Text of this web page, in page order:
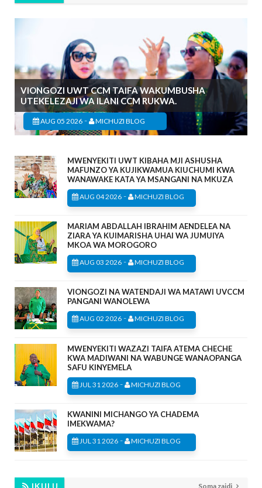
VIONGOZI UWT CCM TAIFA WAKUMBUSHA
UTEKELEZAJI WA ILANI CCM RUKWA.
AUG 05 2026 - MICHUZI BLOG
MWENYEKITI UWT KIBAHA MJI ASHUSHA
MAFUNZO YA KUJIKWAMUA KIUCHUMI KWA
WANAWAKE KATA YA MSANGANI NA MKUZA
AUG 04 2026 - MICHUZI BLOG
MARIAM ABDALLAH IBRAHIM AENDELEA NA
ZIARA YA KUIMARISHA UHAI WA JUMUIYA
MKOA WA MOROGORO
AUG 03 2026 - MICHUZI BLOG
VIONGOZI NA WATENDAJI WA MATAWI UVCCM
PANGANI WANOLEWA
AUG 02 2026 - MICHUZI BLOG
MWENYEKITI WAZAZI TAIFA ATEMA CHECHE
KWA MADIWANI NA WABUNGE WANAOPANGA
SAFU KINYEMELA
JUL 31 2026 - MICHUZI BLOG
KWANINI MICHANGO YA CHADEMA
IMEKWAMA?
JUL 31 2026 - MICHUZI BLOG
Soma zaidi